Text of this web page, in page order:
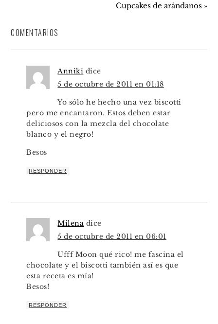
Cupcakes de arándanos »
COMENTARIOS
Anniki dice
5 de octubre de 2011 en 01:18
Yo sólo he hecho una vez biscotti
pero me encantaron. Estos deben estar
deliciosos con la mezcla del chocolate
blanco y el negro!
Besos
RESPONDER
Milena dice
5 de octubre de 2011 en 06:01
Ufff Moon qué rico! me fascina el
chocolate y el biscotti también así es que
esta receta es mía!
Besos!
RESPONDER